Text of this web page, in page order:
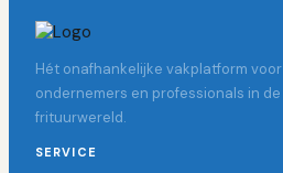
Hét onafhankelijke vakplatform voor
ondernemers en professionals in de
frituurwereld.
SERVICE